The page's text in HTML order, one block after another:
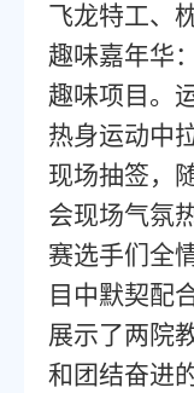
飞龙特工、
趣味嘉年华
趣味项目。
热身运动中
现场抽签，
会现场气氛
赛选手们全
目中默契配
展示了两院
和团结奋进